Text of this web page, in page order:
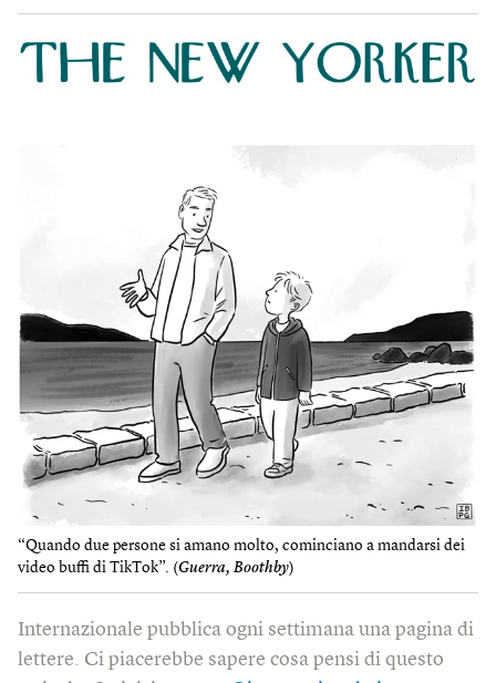
“Quando due persone si amano molto, cominciano a mandarsi dei
video buffi di TikTok”. (Guerra, Boothby)
Internazionale pubblica ogni settimana una pagina di
lettere. Ci piacerebbe sapere cosa pensi di questo